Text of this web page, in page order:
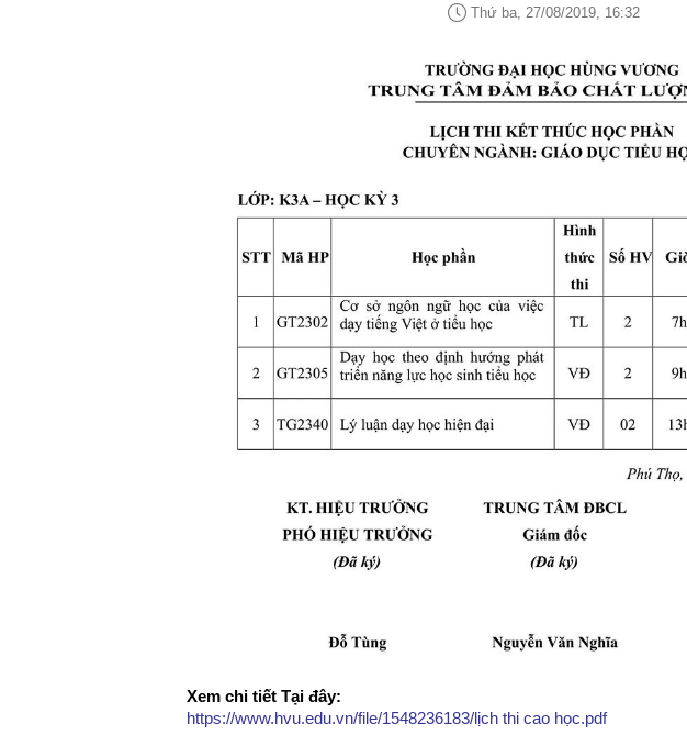
Thứ ba, 27/08/2019, 16:32
Xem chi tiết Tại đây:
https://www.hvu.edu.vn/file/1548236183/lịch thi cao học.pdf